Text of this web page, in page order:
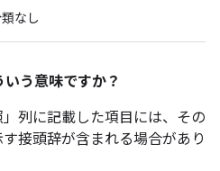
なし
う意味ですか？
列に記載した項目には、その
接頭辞が含まれる場合があり